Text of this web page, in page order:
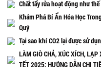
Chất tẩy rửa hoạt động như
Khám Phá Bí Ẩn Hóa Học
Quý
Tại sao khí CO2 lại được sử
LÀM GIÒ CHẢ, XÚC XÍCH, LẠP
TẾT 2025: HƯỚNG DẪN CHI